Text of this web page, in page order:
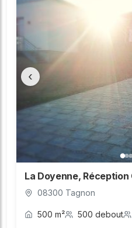
‹
La Doyenne,
08300 Tagnon
500 m² 500 debout